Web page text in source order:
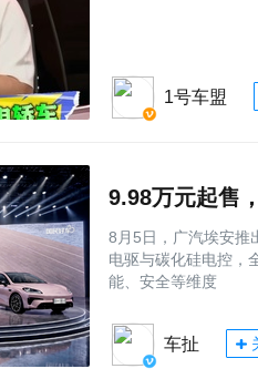
1号车盟
9.98万元起售
8月5日，广汽埃安推
电驱与碳化硅电控，
能、安全等维度
车扯